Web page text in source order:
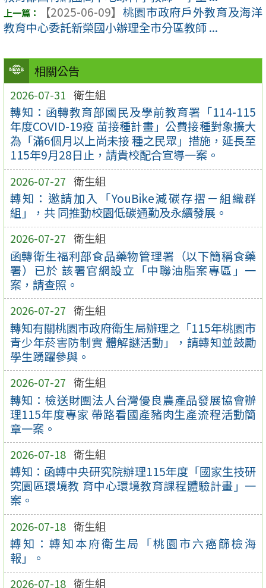
相關公告
2026-07-31 衛生組
轉知：函轉教育部國民及學前教育署「114-115
年度COVID-19疫 苗接種計畫」公費接種對象擴大
為「滿6個月以上尚未接 種之民眾」措施，延長至
115年9月28日止，請貴校配合宣導一案。
2026-07-27 衛生組
轉知：邀請加入「YouBike減碳存摺－組織群
組」，共 同推動校園低碳通勤及永續發展。
2026-07-27 衛生組
函轉衛生福利部食品藥物管理署（以下簡稱食藥
署）已於 該署官網設立「中聯油脂案專區」一
案，請查照。
2026-07-27 衛生組
轉知有關桃園市政府衛生局辦理之「115年桃園市
青少年菸害防制實 體解謎活動」，請轉知並鼓勵
學生踴躍參與。
2026-07-27 衛生組
轉知：檢送財團法人台灣優良農產品發展協會辦
理115年度專家 帶路看國產豬肉生產流程活動簡
章一案。
2026-07-18 衛生組
轉知：函轉中央研究院辦理115年度「國家生技研
究園區環境教 育中心環境教育課程體驗計畫」一
案。
2026-07-18 衛生組
轉知：轉知本府衛生局「桃園市六癌篩檢海
報」。
2026-07-18 衛生組
【2025-06-09】 桃園市政府戶外教育及海洋
教育中心委託新榮國小辦理全市分區教師 ...